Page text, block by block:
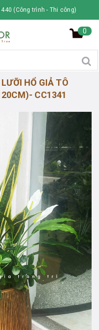
(Công trình - Thi công)
0
HỔ GIẢ TÔ
CC1341